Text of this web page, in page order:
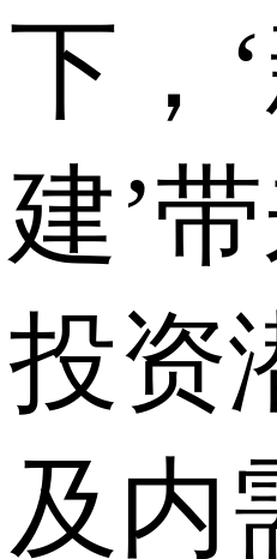
下，
建’
投资
及内